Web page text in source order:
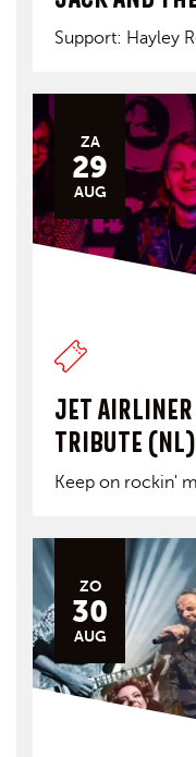
Support: Hayley
ZA
29
AUG
JET
TRIBUTE (NL)
Keep on rockin'
ZO
30
AUG